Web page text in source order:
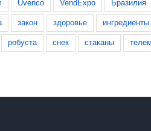
Uvenco VendExpo Бразилия
закон здоровье ингредиенты
робуста снек стаканы